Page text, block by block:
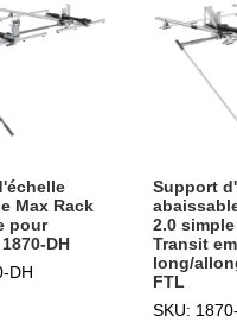
Max Rack
pour
DH
DH
Support
2.0
Transit
long/
FTL
SKU: